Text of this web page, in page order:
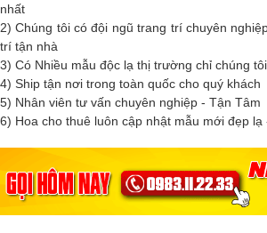
nhất
2) Chúng tôi có đội ngũ trang trí chuyên
trí tận nhà
3) Có Nhiều mẫu độc lạ thị trường chỉ chúng
4) Ship tận nơi trong toàn quốc cho quý khách
5) Nhân viên tư vấn chuyên nghiệp - Tận Tâm
6) Hoa cho thuê luôn cập nhật mẫu mới đẹp lạ